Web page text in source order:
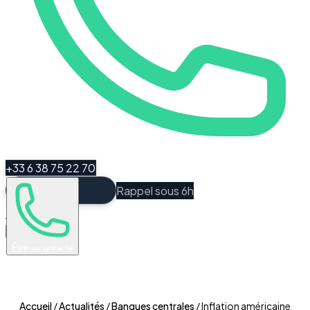
+33 6 38 75 22 70
Rappel sous 6h
Espace Client
Accueil/Actualités /Banques centrales /Inflation américaine